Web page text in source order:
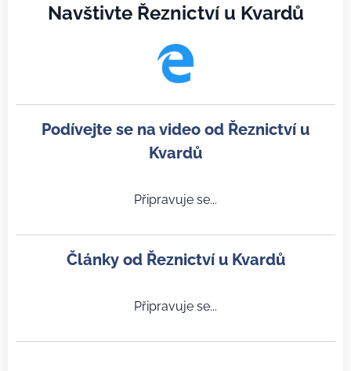
Navštivte Řeznictví u Kvardů
Podívejte se na video od Řeznictví u
Kvardů
Připravuje se...
Články od Řeznictví u Kvardů
Připravuje se...